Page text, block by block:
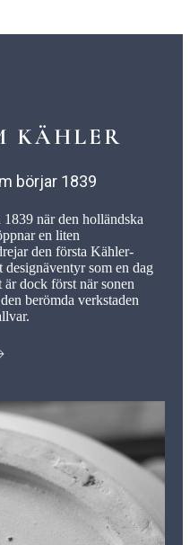
KÄHLER
börjar 1839
när den holländska
en liten
den första Kähler-
som en dag
dock först när sonen
berömda verkstaden